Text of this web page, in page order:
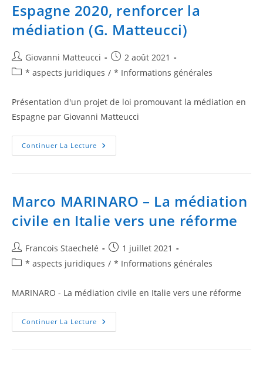
Espagne 2020, renforcer la
médiation (G. Matteucci)
Giovanni Matteucci
2 août 2021
* aspects juridiques / * Informations générales
Présentation d'un projet de loi promouvant la médiation en
Espagne par Giovanni Matteucci
Continuer La Lecture
Marco MARINARO – La médiation
civile en Italie vers une réforme
Francois Staechelé
1 juillet 2021
* aspects juridiques / * Informations générales
MARINARO - La médiation civile en Italie vers une réforme
Continuer La Lecture